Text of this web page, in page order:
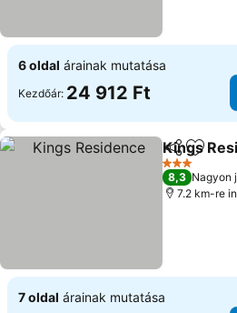
6 oldal árainak mutatása
Kezdőár: 24 912 Ft
Megosztás
Kings
3 Kategória
8,3 Nagyon
7.2 km-re
7 oldal árainak mutatása